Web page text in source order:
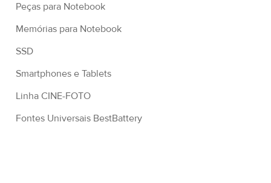
Peças para Notebook
Memórias para Notebook
SSD
Smartphones e Tablets
Linha CINE-FOTO
Fontes Universais BestBattery